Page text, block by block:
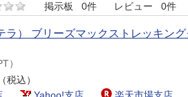
掲示板 0件 レビュー 0件
ラ） ブリーズマックストレッキン
）
（税込）